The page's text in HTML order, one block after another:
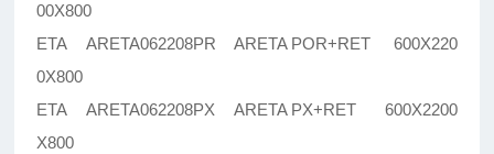
00X800
ETA ARETA062208PR ARETA POR+RET 600X220
0X800
ETA ARETA062208PX ARETA PX+RET 600X2200
X800